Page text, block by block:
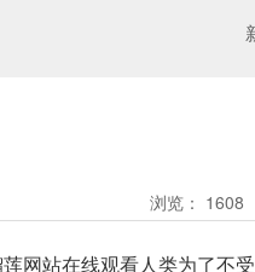
浏览： 1608
站在线观看人类为了不